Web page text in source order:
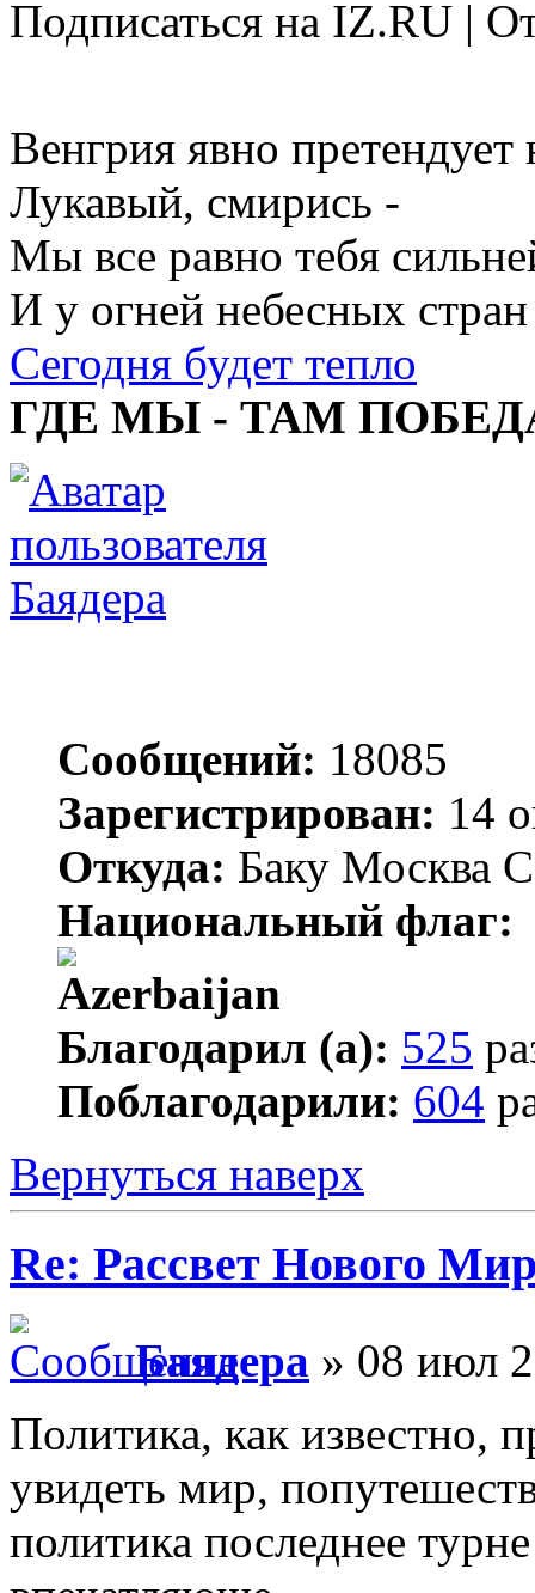
Подписаться на IZ.RU |
Венгрия явно
Лукавый, смирись -
Мы все равно тебя
И у огней небесных стран
Сегодня будет тепло
ГДЕ МЫ - ТАМ
Баядера
Сообщений: 18085
Зарегистрирован: 14
Откуда: Баку Москва
Национальный флаг:
Благодарил (а): 525
Поблагодарили: 604
Вернуться наверх
Re: Рассвет Нового
Баядера » 08 июл
Политика, как известно,
увидеть мир,
политика последнее